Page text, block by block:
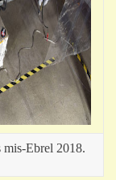
Ebrel 2018.